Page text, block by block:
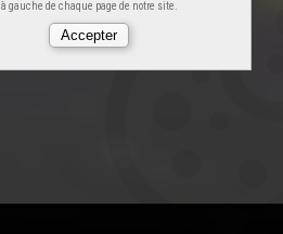
à gauche de chaque page de notre site.